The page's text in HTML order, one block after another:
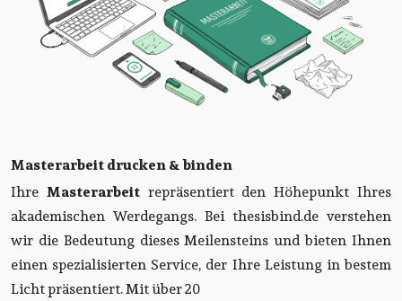
Masterarbeit drucken & binden
Ihre Masterarbeitrepräsentiert den Höhepunkt Ihres
akademischen Werdegangs. Bei thesisbind.de verstehen
wir die Bedeutung dieses Meilensteins und bieten Ihnen
einen spezialisierten Service, der Ihre Leistung in bestem
Licht präsentiert. Mit über 20